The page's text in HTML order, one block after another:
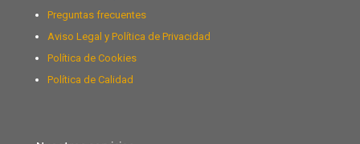
Preguntas frecuentes
Aviso Legal y Política de Privacidad
Política de Cookies
Política de Calidad